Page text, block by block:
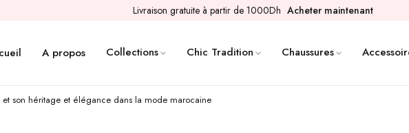
Livraison gratuite à partir de 1000Dh Acheter maintenant
A propos Collections Chic Tradition Chaussures
et son héritage et élégance dans la mode marocaine